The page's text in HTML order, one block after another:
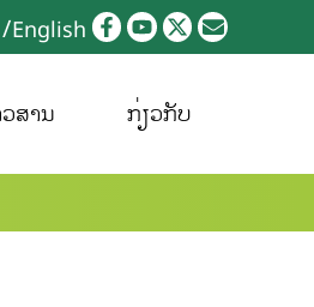
English
ສານ ກ່ຽວກັບ